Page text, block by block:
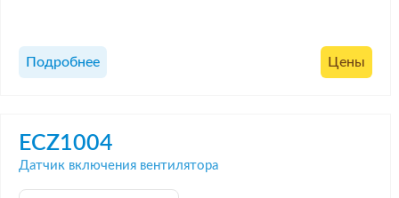
Подробнее Цены
ECZ1004
Датчик включения вентилятора